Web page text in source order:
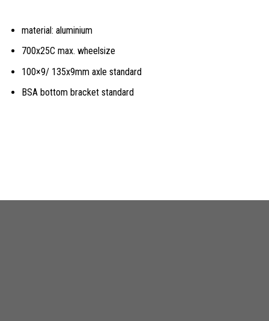
material: aluminium
700x25C max. wheelsize
100×9/ 135x9mm axle standard
BSA bottom bracket standard